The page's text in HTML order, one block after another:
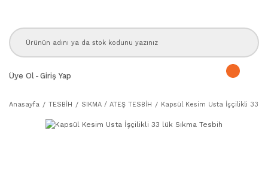
Üye Ol - Giriş Yap
Anasayfa TESBİH SIKMA / ATEŞ TESBİH Kapsül Kesim Usta İşçilikli 33